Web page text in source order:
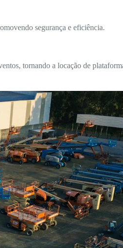
segurança e eficiência.
tornando a locação de